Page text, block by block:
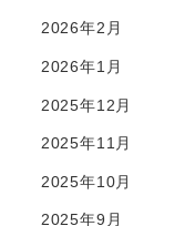
2026年2月
2026年1月
2025年12月
2025年11月
2025年10月
2025年9月